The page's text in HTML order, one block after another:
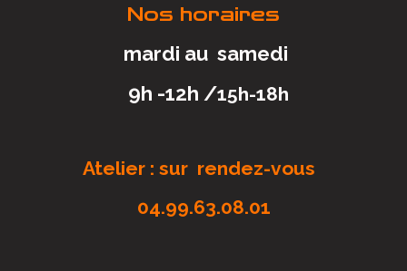
Nos horaires
mardi au samedi
9h -12h /15h-18h
Atelier : sur rendez-vous
04.99.63.08.01